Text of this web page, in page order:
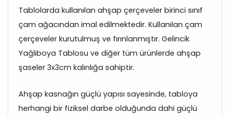
Tablolarda kullanılan ahşap çerçeveler birinci sınıf
çam ağacından imal edilmektedir. Kullanılan çam
çerçeveler kurutulmuş ve fırınlanmıştır. Gelincik
Yağlıboya Tablosu ve diğer tüm ürünlerde ahşap
şaseler 3x3cm kalınlığa sahiptir.
Ahşap kasnağın güçlü yapısı sayesinde, tabloya
herhangi bir fiziksel darbe olduğunda dahi güçlü